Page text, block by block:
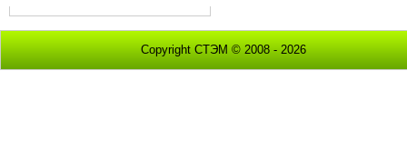
Copyright СТЭМ © 2008 - 2026